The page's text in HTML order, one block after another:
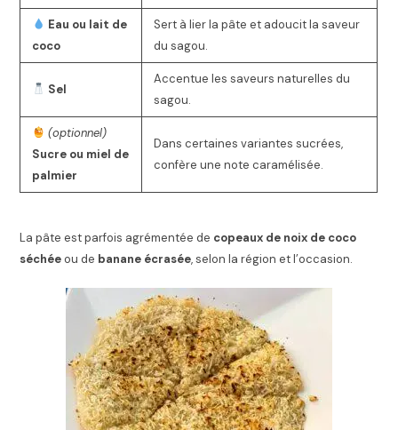
Eau ou lait de
coco
Sert à lier la pâte et adoucit la saveur
du sagou.
Sel
Accentue les saveurs naturelles du
sagou.
(optionnel)
Sucre ou miel de
palmier
Dans certaines variantes sucrées,
confère une note caramélisée.
La pâte est parfois agrémentée de copeaux de noix de coco
séchéeou de banane écrasée, selon la région et l’occasion.